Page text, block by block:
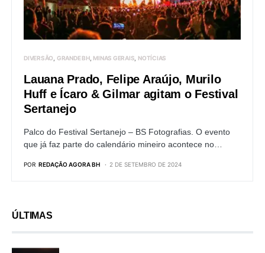
DIVERSÃO GRANDE BH MINAS GERAIS NOTÍCIAS
Lauana Prado, Felipe Araújo, Murilo
Huff e Ícaro & Gilmar agitam o Festival
Sertanejo
Palco do Festival Sertanejo – BS Fotografias. O evento
que já faz parte do calendário mineiro acontece no…
POR REDAÇÃO AGORA BH 2 DE SETEMBRO DE 2024
ÚLTIMAS